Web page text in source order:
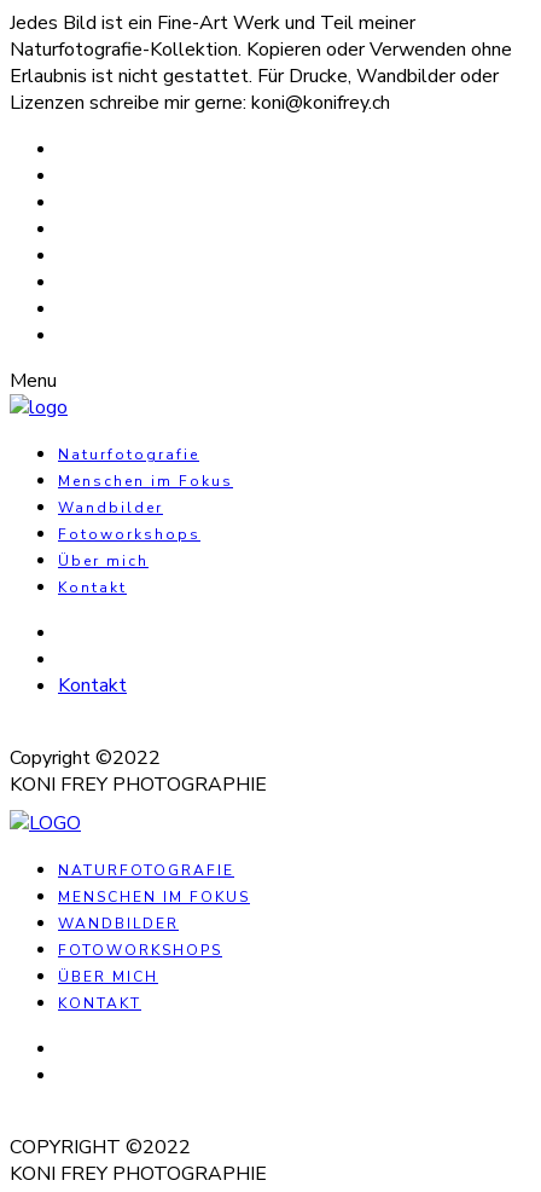
Jedes Bild ist ein Fine-Art Werk und Teil meiner
Naturfotografie-Kollektion. Kopieren oder Verwenden ohne
Erlaubnis ist nicht gestattet. Für Drucke, Wandbilder oder
Lizenzen schreibe mir gerne: koni@konifrey.ch
Menu
Naturfotografie
Menschen im Fokus
Wandbilder
Fotoworkshops
Über mich
Kontakt
Kontakt
Copyright ©2022
KONI FREY PHOTOGRAPHIE
NATURFOTOGRAFIE
MENSCHEN IM FOKUS
WANDBILDER
FOTOWORKSHOPS
ÜBER MICH
KONTAKT
COPYRIGHT ©2022
KONI FREY PHOTOGRAPHIE